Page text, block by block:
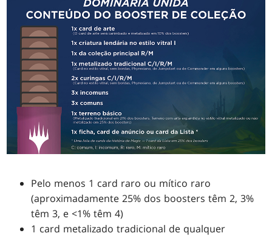
Pelo menos 1 card raro ou mítico raro
(aproximadamente 25% dos boosters têm 2, 3%
têm 3, e <1% têm 4)
1 card metalizado tradicional de qualquer